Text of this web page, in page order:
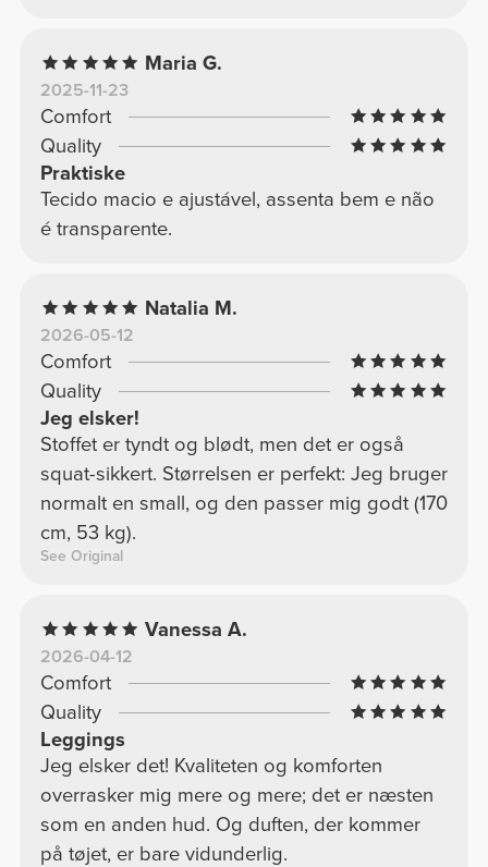
Maria G.
2025-11-23
Comfort
Quality
Praktiske
Tecido macio e ajustável, assenta bem e não
é transparente.
Natalia M.
2026-05-12
Comfort
Quality
Jeg elsker!
Stoffet er tyndt og blødt, men det er også
squat-sikkert. Størrelsen er perfekt: Jeg bruger
normalt en small, og den passer mig godt (170
cm, 53 kg).
See Original
Vanessa A.
2026-04-12
Comfort
Quality
Leggings
Jeg elsker det! Kvaliteten og komforten
overrasker mig mere og mere; det er næsten
som en anden hud. Og duften, der kommer
på tøjet, er bare vidunderlig.